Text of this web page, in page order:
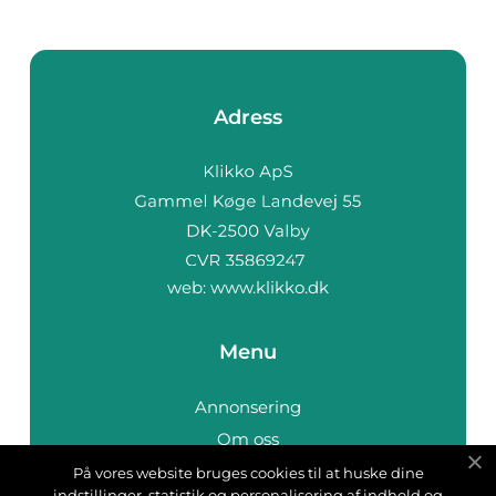
Adress
web: www.klikko.dk
Menu
Annonsering
Om oss
Cookies
På vores website bruges cookies til at huske dine